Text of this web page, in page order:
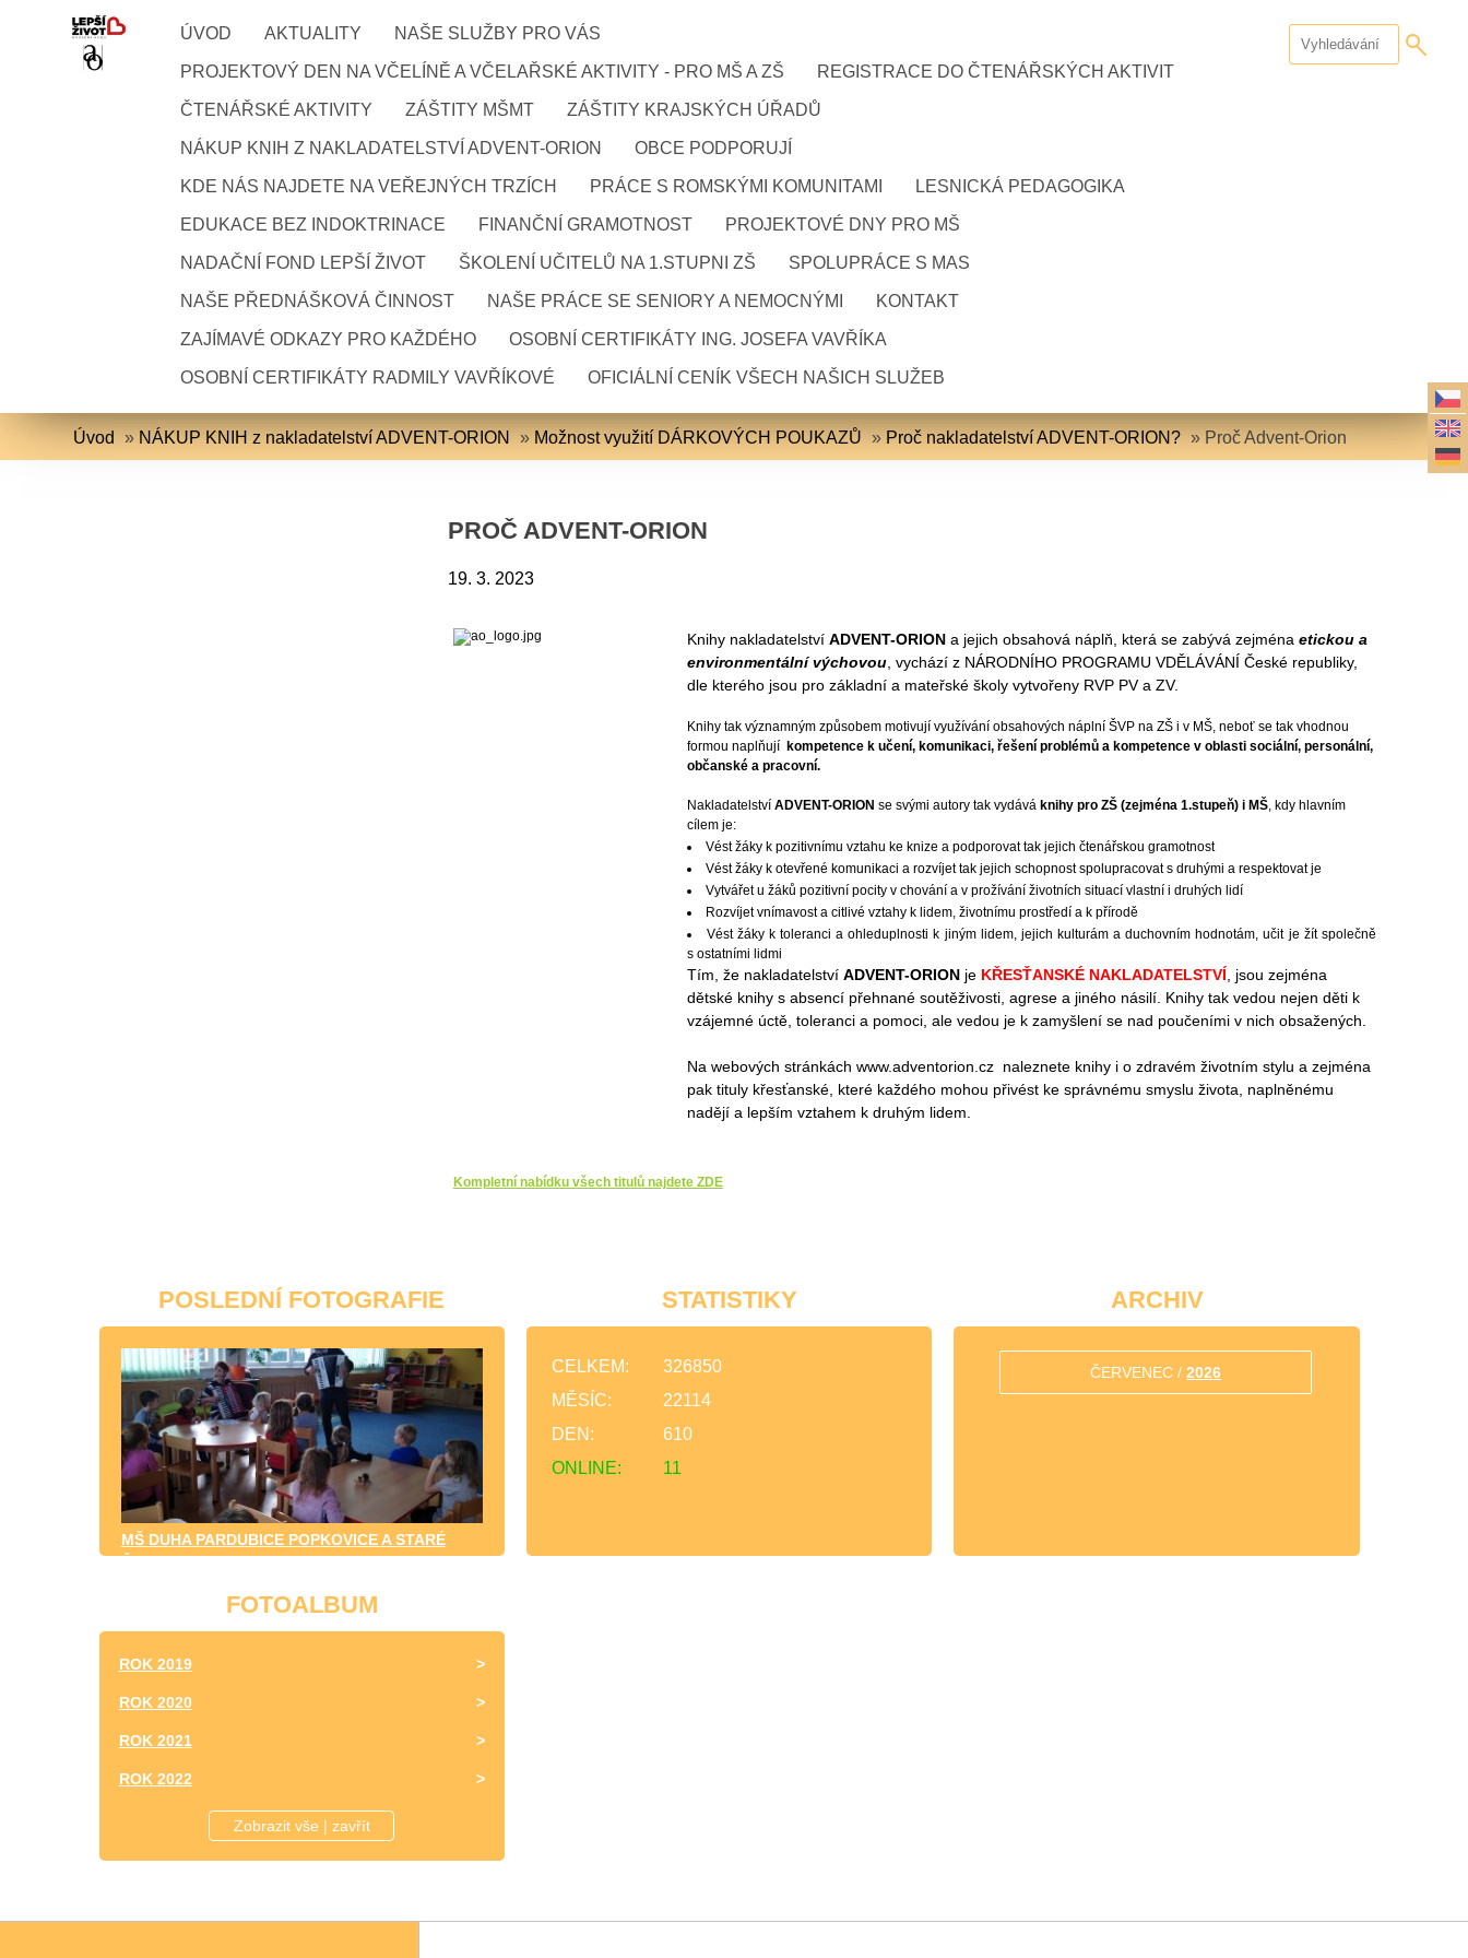
ÚVOD AKTUALITY NAŠE SLUŽBY PRO VÁS
PROJEKTOVÝ DEN NA VČELÍNĚ A VČELAŘSKÉ AKTIVITY - PRO MŠ A ZŠ REGISTRACE DO ČTENÁŘSKÝCH AKTIVIT
ČTENÁŘSKÉ AKTIVITY ZÁŠTITY MŠMT ZÁŠTITY KRAJSKÝCH ÚŘADŮ
NÁKUP KNIH Z NAKLADATELSTVÍ ADVENT-ORION OBCE PODPORUJÍ
KDE NÁS NAJDETE NA VEŘEJNÝCH TRZÍCH PRÁCE S ROMSKÝMI KOMUNITAMI LESNICKÁ PEDAGOGIKA
EDUKACE BEZ INDOKTRINACE FINANČNÍ GRAMOTNOST PROJEKTOVÉ DNY PRO MŠ
NADAČNÍ FOND LEPŠÍ ŽIVOT ŠKOLENÍ UČITELŮ NA 1.STUPNI ZŠ SPOLUPRÁCE S MAS
NAŠE PŘEDNÁŠKOVÁ ČINNOST NAŠE PRÁCE SE SENIORY A NEMOCNÝMI KONTAKT
ZAJÍMAVÉ ODKAZY PRO KAŽDÉHO OSOBNÍ CERTIFIKÁTY ING. JOSEFA VAVŘÍKA
OSOBNÍ CERTIFIKÁTY RADMILY VAVŘÍKOVÉ OFICIÁLNÍ CENÍK VŠECH NAŠICH SLUŽEB
Úvod » NÁKUP KNIH z nakladatelství ADVENT-ORION » Možnost využití DÁRKOVÝCH POUKAZŮ » Proč nakladatelství ADVENT-ORION? » Proč Advent-Orion
PROČ ADVENT-ORION
19. 3. 2023
Knihy nakladatelství ADVENT-ORIONa jejich obsahová náplň, která se zabývá zejména etickou a
environmentální výchovou, vychází z NÁRODNÍHO PROGRAMU VDĚLÁVÁNÍ České republiky,
dle kterého jsou pro základní a mateřské školy vytvořeny RVP PV a ZV.
Knihy tak významným způsobem motivují využívání obsahových náplní ŠVP na ZŠ i v MŠ, neboť se tak vhodnou
formou naplňují kompetence k učení, komunikaci, řešení problémů a kompetence v oblasti sociální, personální,
občanské a pracovní.
Nakladatelství ADVENT-ORION se svými autory tak vydává knihy pro ZŠ (zejména 1.stupeň) i MŠ, kdy hlavním
cílem je:
Vést žáky k pozitivnímu vztahu ke knize a podporovat tak jejich čtenářskou gramotnost
Vést žáky k otevřené komunikaci a rozvíjet tak jejich schopnost spolupracovat s druhými a respektovat je
Vytvářet u žáků pozitivní pocity v chování a v prožívání životních situací vlastní i druhých lidí
Rozvíjet vnímavost a citlivé vztahy k lidem, životnímu prostředí a k přírodě
Vést žáky k toleranci a ohleduplnosti k jiným lidem, jejich kulturám a duchovním hodnotám, učit je žít společně
s ostatními lidmi
Tím, že nakladatelství ADVENT-ORIONje KŘESŤANSKÉ NAKLADATELSTVÍ , jsou zejména
dětské knihy s absencí přehnané soutěživosti, agrese a jiného násilí. Knihy tak vedou nejen děti k
vzájemné úctě, toleranci a pomoci, ale vedou je k zamyšlení se nad poučeními v nich obsažených.
Na webových stránkách www.adventorion.cz naleznete knihy i o zdravém životním stylu a zejména
pak tituly křesťanské, které každého mohou přivést ke správnému smyslu života, naplněnému
nadějí a lepším vztahem k druhým lidem.
Kompletní nabídku všech titulů najdete ZDE
POSLEDNÍ FOTOGRAFIE
MŠ DUHA PARDUBICE POPKOVICE A STARÉ
ČIVICE
STATISTIKY
ONLINE: 11
CELKEM:
326850
MĚSÍC:
22114
DEN:
610
ARCHIV
ČERVENEC /2026
FOTOALBUM
ROK 2019
ROK 2020
ROK 2021
ROK 2022
Zobrazit vše | zavřít